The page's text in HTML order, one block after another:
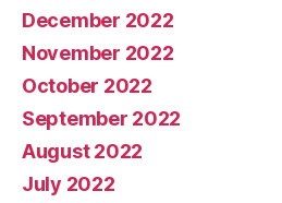
December 2022
November 2022
October 2022
September 2022
August 2022
July 2022